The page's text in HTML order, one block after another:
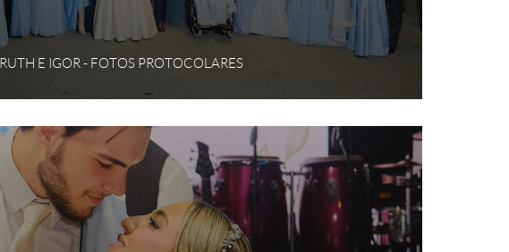
RUTH E IGOR - FOTOS PROTOCOLARES